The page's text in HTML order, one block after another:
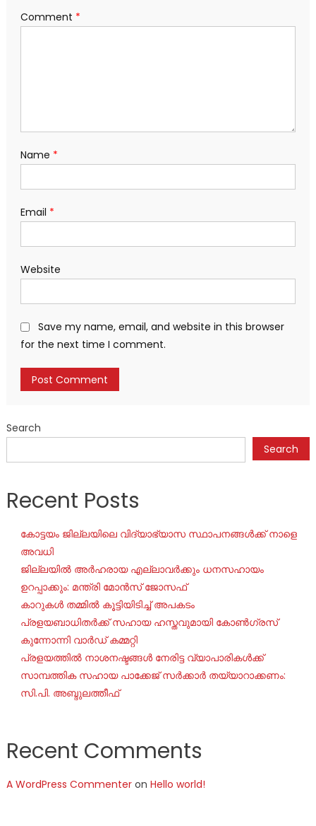
Comment *
Name *
Email *
Website
Save my name, email, and website in this browser
for the next time I comment.
Search
Search
Recent Posts
കോട്ടയം ജില്ലയിലെ വിദ്യാഭ്യാസ സ്ഥാപനങ്ങൾക്ക് നാളെ
അവധി
ജില്ലയില്‍ അര്‍ഹരായ എല്ലാവര്‍ക്കും ധനസഹായം
ഉറപ്പാക്കും: മന്ത്രി മോന്‍സ് ജോസഫ്
കാറുകൾ തമ്മിൽ കൂട്ടിയിടിച്ച് അപകടം
പ്രളയബാധിതർക്ക് സഹായ ഹസ്തവുമായി കോൺഗ്രസ്
കുന്നോന്നി വാർഡ് കമ്മറ്റി
പ്രളയത്തിൽ നാശനഷ്ടങ്ങൾ നേരിട്ട വ്യാപാരികൾക്ക്
സാമ്പത്തിക സഹായ പാക്കേജ് സർക്കാർ തയ്യാറാക്കണം:
സി.പി. അബ്ദുലത്തീഫ്
Recent Comments
A WordPress Commenteron Hello world!